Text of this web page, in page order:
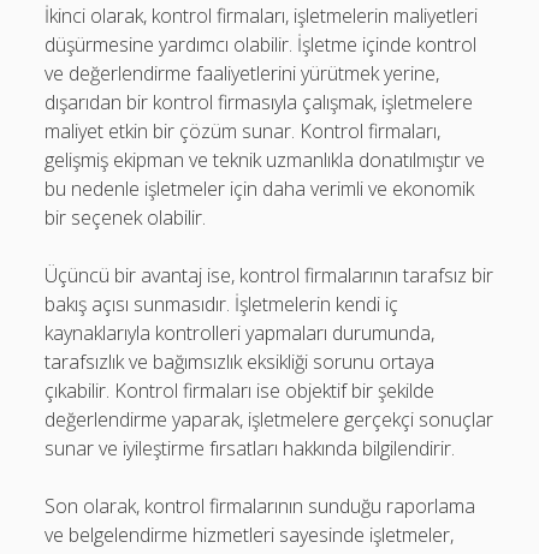
İkinci olarak, kontrol firmaları, işletmelerin maliyetleri
düşürmesine yardımcı olabilir. İşletme içinde kontrol
ve değerlendirme faaliyetlerini yürütmek yerine,
dışarıdan bir kontrol firmasıyla çalışmak, işletmelere
maliyet etkin bir çözüm sunar. Kontrol firmaları,
gelişmiş ekipman ve teknik uzmanlıkla donatılmıştır ve
bu nedenle işletmeler için daha verimli ve ekonomik
bir seçenek olabilir.
Üçüncü bir avantaj ise, kontrol firmalarının tarafsız bir
bakış açısı sunmasıdır. İşletmelerin kendi iç
kaynaklarıyla kontrolleri yapmaları durumunda,
tarafsızlık ve bağımsızlık eksikliği sorunu ortaya
çıkabilir. Kontrol firmaları ise objektif bir şekilde
değerlendirme yaparak, işletmelere gerçekçi sonuçlar
sunar ve iyileştirme fırsatları hakkında bilgilendirir.
Son olarak, kontrol firmalarının sunduğu raporlama
ve belgelendirme hizmetleri sayesinde işletmeler,